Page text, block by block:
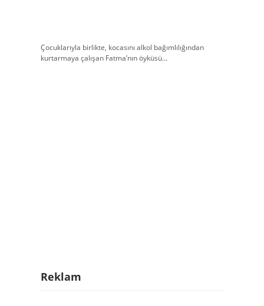
Çocuklarıyla birlikte, kocasını alkol bağımlılığından
kurtarmaya çalışan Fatma’nın öyküsü…
Reklam